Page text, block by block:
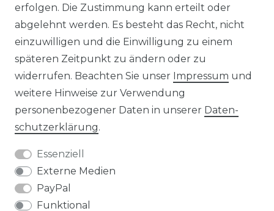
Unsere Zahlungsmöglichkeiten
Wir versenden mit
erfolgen. Die Zustimmung kann erteilt oder
abgelehnt werden. Es besteht das Recht, nicht
einzuwilligen und die Einwilligung zu einem
späteren Zeitpunkt zu ändern oder zu
widerrufen. Beachten Sie unser Impressum und
weitere Hinweise zur Verwendung
personenbezogener Daten in unserer Daten­
schutz­erklärung.
Essenziell
Externe Medien
PayPal
Funktional